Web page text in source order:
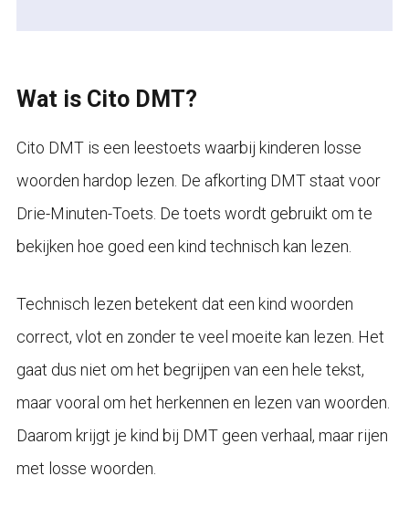
Wat is Cito DMT?
Cito DMT is een leestoets waarbij kinderen losse
woorden hardop lezen. De afkorting DMT staat voor
Drie-Minuten-Toets. De toets wordt gebruikt om te
bekijken hoe goed een kind technisch kan lezen.
Technisch lezen betekent dat een kind woorden
correct, vlot en zonder te veel moeite kan lezen. Het
gaat dus niet om het begrijpen van een hele tekst,
maar vooral om het herkennen en lezen van woorden.
Daarom krijgt je kind bij DMT geen verhaal, maar rijen
met losse woorden.